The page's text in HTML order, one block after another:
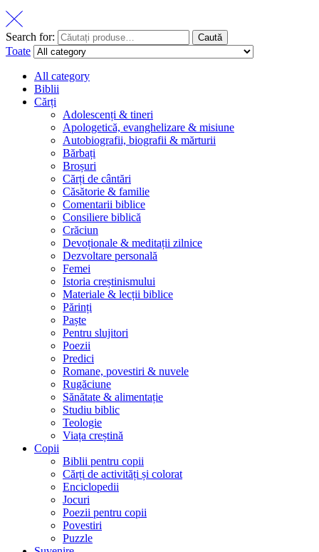
Search for: Caută
Toate
All category
Biblii
Cărți
Adolescenți & tineri
Apologetică, evanghelizare & misiune
Autobiografii, biografii & mărturii
Bărbați
Broșuri
Cărți de cântări
Căsătorie & familie
Comentarii biblice
Consiliere biblică
Crăciun
Devoționale & meditații zilnice
Dezvoltare personală
Femei
Istoria creștinismului
Materiale & lecții biblice
Părinți
Paște
Pentru slujitori
Poezii
Predici
Romane, povestiri & nuvele
Rugăciune
Sănătate & alimentație
Studiu biblic
Teologie
Viața creștină
Copii
Biblii pentru copii
Cărți de activități și colorat
Enciclopedii
Jocuri
Poezii pentru copii
Povestiri
Puzzle